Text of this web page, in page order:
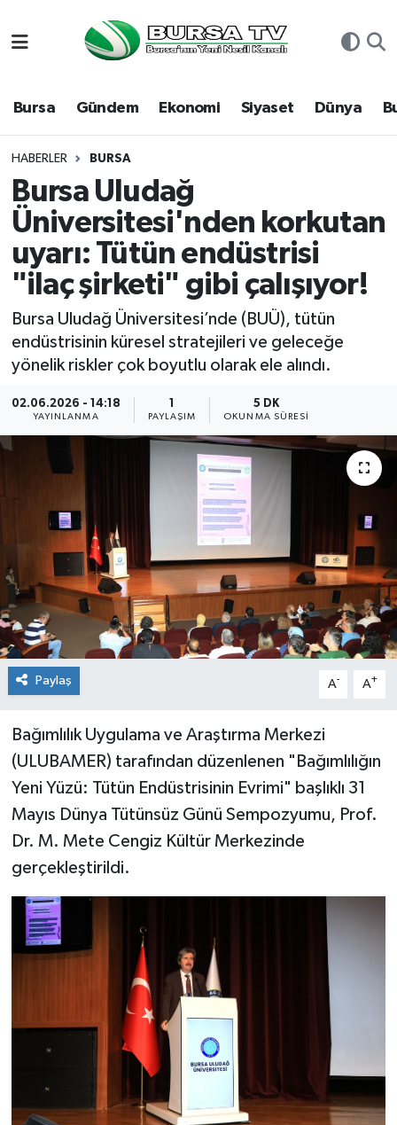
Bursa Gündem Ekonomi Siyaset Dünya
HABERLER BURSA
Bursa Uludağ
Üniversitesi'nden korkutan
uyarı: Tütün endüstrisi
"ilaç şirketi" gibi çalışıyor!
Bursa Uludağ Üniversitesi’nde (BUÜ), tütün
endüstrisinin küresel stratejileri ve geleceğe
yönelik riskler çok boyutlu olarak ele alındı.
02.06.2026 - 14:18
YAYINLANMA
1
PAYLAŞIM
5 DK
OKUNMA SÜRESI
Paylaş A- A+
Bağımlılık Uygulama ve Araştırma Merkezi
(ULUBAMER) tarafından düzenlenen "Bağımlılığın
Yeni Yüzü: Tütün Endüstrisinin Evrimi" başlıklı 31
Mayıs Dünya Tütünsüz Günü Sempozyumu, Prof.
Dr. M. Mete Cengiz Kültür Merkezinde
gerçekleştirildi.
Bursa
Dünya
Eğitim
Ekonomi
Genel
Gündem
Siyaset
Spor
Teknoloji
Türkiye
Hava Durumu
Namaz Vakitleri
Trafik Durumu
Süper Lig Puan Durumu ve Fikstür
Tüm Manşetler
Son Dakika Haberleri